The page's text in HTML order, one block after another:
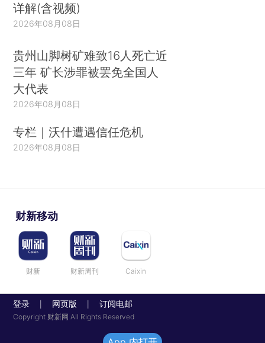
详解(含视频)
2026年08月08日
贵州山脚树矿难致16人死亡近
三年 矿长涉罪被罢免全国人
大代表
2026年08月08日
专栏｜沃什遭遇信任危机
2026年08月08日
财新移动
财新 财新周刊 Caixin
登录 网页版 订阅电邮
Copyright 财新网 All Rights Reserved